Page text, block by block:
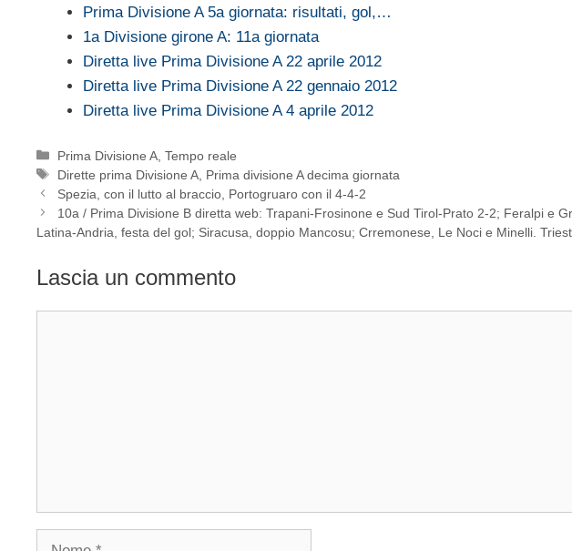
Prima Divisione A 5a giornata: risultati, gol,…
1a Divisione girone A: 11a giornata
Diretta live Prima Divisione A 22 aprile 2012
Diretta live Prima Divisione A 22 gennaio 2012
Diretta live Prima Divisione A 4 aprile 2012
Categorie
Prima Divisione A ,Tempo reale
Tag
Dirette prima Divisione A Prima divisione A decima giornata
Spezia, con il lutto al braccio, Portogruaro con il 4-4-2
10a / Prima Divisione B diretta web: Trapani-Frosinone e Sud Tirol-Prato 2-2; Feralpi e
Latina-Andria, festa del gol; Siracusa, doppio Mancosu; Crremonese, Le Noci e Minelli.
Lascia un commento
Nome